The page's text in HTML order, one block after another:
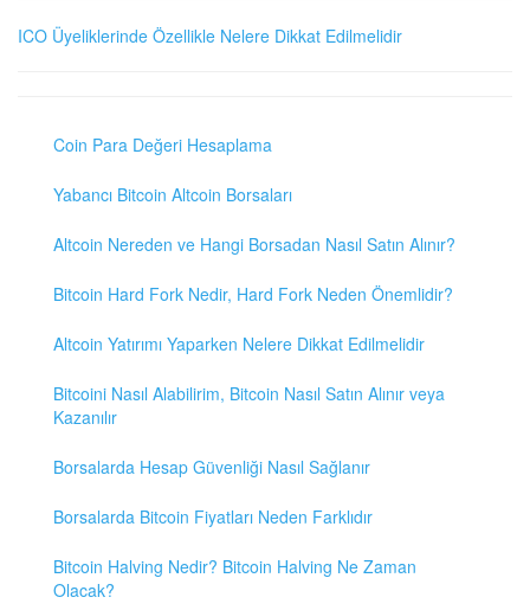
ICO Üyeliklerinde Özellikle Nelere Dikkat Edilmelidir
Coin Para Değeri Hesaplama
Yabancı Bitcoin Altcoin Borsaları
Altcoin Nereden ve Hangi Borsadan Nasıl Satın Alınır?
Bitcoin Hard Fork Nedir, Hard Fork Neden Önemlidir?
Altcoin Yatırımı Yaparken Nelere Dikkat Edilmelidir
Bitcoini Nasıl Alabilirim, Bitcoin Nasıl Satın Alınır veya
Kazanılır
Borsalarda Hesap Güvenliği Nasıl Sağlanır
Borsalarda Bitcoin Fiyatları Neden Farklıdır
Bitcoin Halving Nedir? Bitcoin Halving Ne Zaman
Olacak?